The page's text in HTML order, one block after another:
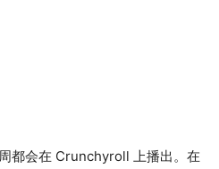
都会在 Crunchyroll 上播出。在